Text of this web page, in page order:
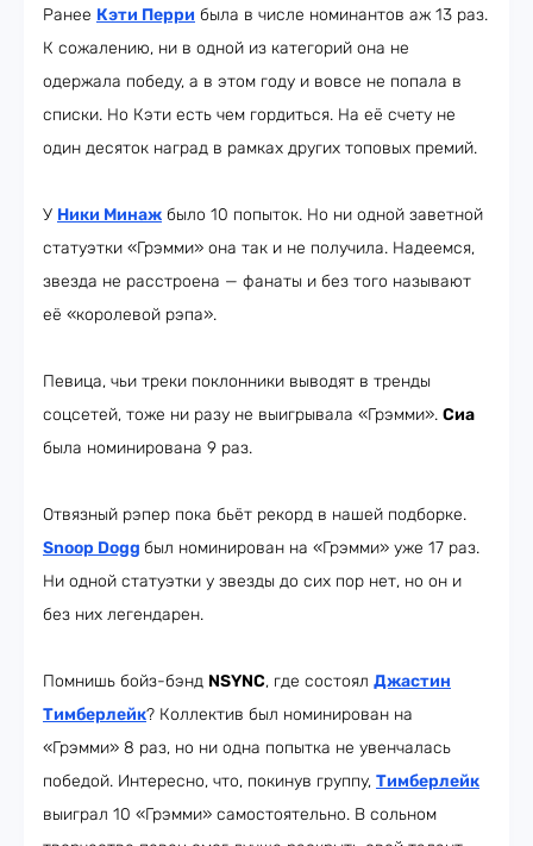
Ранее Кэти Перри была в числе номинантов аж 13 раз.
К сожалению, ни в одной из категорий она не
одержала победу, а в этом году и вовсе не попала в
списки. Но Кэти есть чем гордиться. На её счету не
один десяток наград в рамках других топовых премий.
У Ники Минаж было 10 попыток. Но ни одной заветной
статуэтки «Грэмми» она так и не получила. Надеемся,
звезда не расстроена — фанаты и без того называют
её «королевой рэпа».
Певица, чьи треки поклонники выводят в тренды
соцсетей, тоже ни разу не выигрывала «Грэмми». Сиа
была номинирована 9 раз.
Отвязный рэпер пока бьёт рекорд в нашей подборке.
Snoop Dogg был номинирован на «Грэмми» уже 17 раз.
Ни одной статуэтки у звезды до сих пор нет, но он и
без них легендарен.
Помнишь бойз-бэнд NSYNC, где состоял Джастин
Тимберлейк? Коллектив был номинирован на
«Грэмми» 8 раз, но ни одна попытка не увенчалась
победой. Интересно, что, покинув группу, Тимберлейк
выиграл 10 «Грэмми» самостоятельно. В сольном